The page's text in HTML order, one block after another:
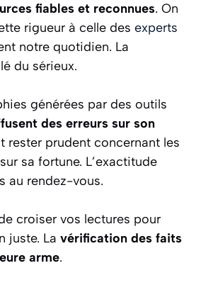
fiables et reconnues. On
rigueur à celle des experts
notre quotidien. La
du sérieux.
générées par des outils
des erreurs sur son
rester prudent concernant les
sa fortune. L’exactitude
au rendez-vous.
croiser vos lectures pour
juste. La vérification des faits
arme.